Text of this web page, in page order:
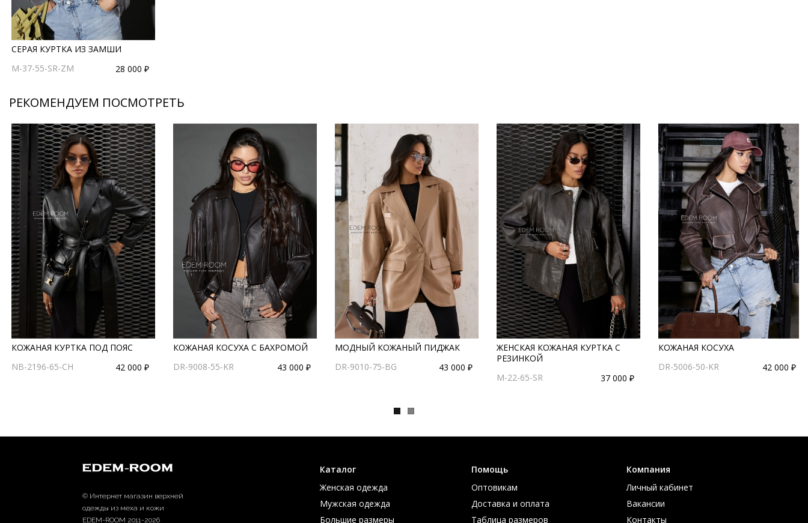
СЕРАЯ КУРТКА ИЗ ЗАМШИ
M-37-55-SR-ZM
28 000 ₽
РЕКОМЕНДУЕМ ПОСМОТРЕТЬ
КОЖАНАЯ КУРТКА ПОД ПОЯС
NB-2196-65-CH
42 000 ₽
КОЖАНАЯ КОСУХА С БАХРОМОЙ
DR-9008-55-KR
43 000 ₽
МОДНЫЙ КОЖАНЫЙ ПИДЖАК
DR-9010-75-BG
43 000 ₽
ЖЕНСКАЯ КОЖАНАЯ КУРТКА С
РЕЗИНКОЙ
M-22-65-SR
37 000 ₽
КОЖАНАЯ КОСУХА
DR-5006-50-KR
42 000 ₽
© Интернет магазин верхней
одежды из меха и кожи
EDEM-ROOM 2011-2026
Каталог
Женская одежда
Мужская одежда
Большие размеры
Помощь
Оптовикам
Доставка и оплата
Таблица размеров
Компания
Личный кабинет
Вакансии
Контакты